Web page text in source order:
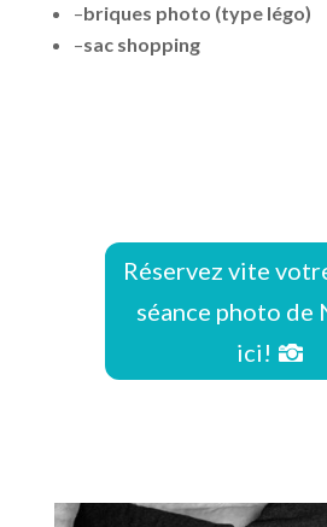
–briques photo (type légo)
–sac shopping
Réservez vite
séance photo de
ici!